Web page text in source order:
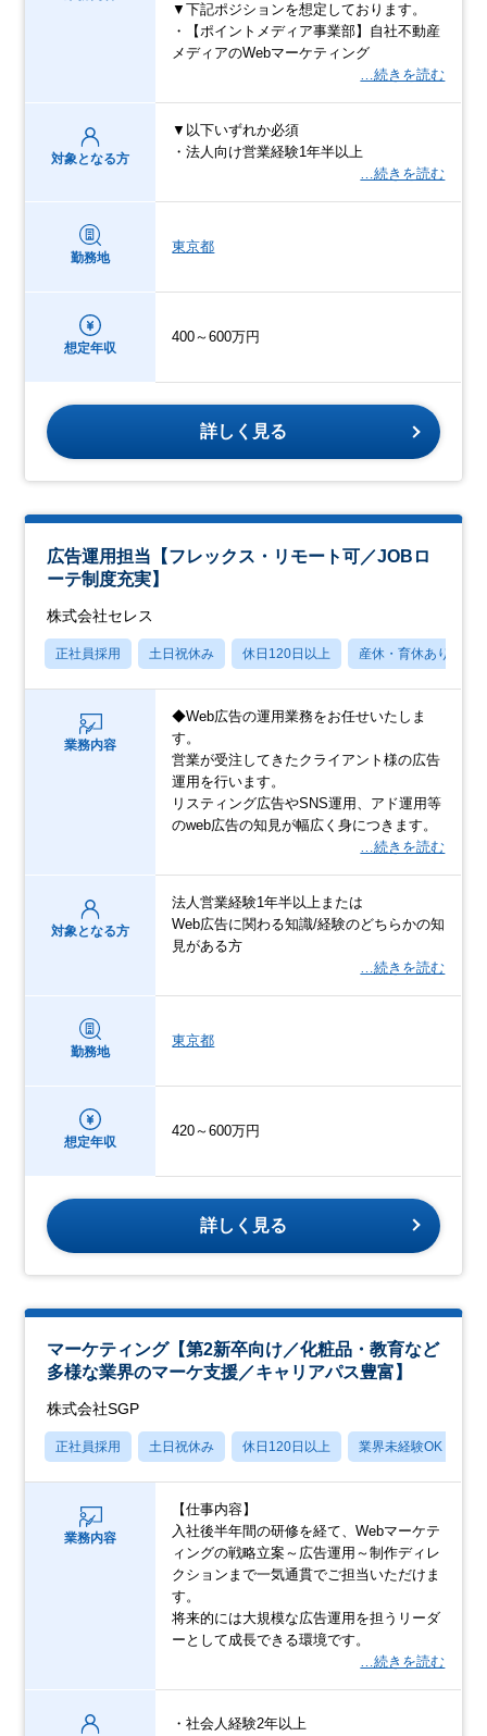
▼下記ポジションを想定しております。
・【ポイントメディア事業部】自社不動産
メディアのWebマーケティング
…続きを読む
対象となる方
▼以下いずれか必須
・法人向け営業経験1年半以上
…続きを読む
勤務地
東京都
想定年収
400～600万円
詳しく見る
広告運用担当【フレックス・リモート可／JOBロ
ーテ制度充実】
株式会社セレス
正社員採用 土日祝休み 休日120日以上 産休・育休あり
業務内容
◆Web広告の運用業務をお任せいたしま
す。
営業が受注してきたクライアント様の広告
運用を行います。
リスティング広告やSNS運用、アド運用等
のweb広告の知見が幅広く身につきます。
…続きを読む
対象となる方
法人営業経験1年半以上または
Web広告に関わる知識/経験のどちらかの知
見がある方
…続きを読む
勤務地
東京都
想定年収
420～600万円
詳しく見る
マーケティング【第2新卒向け／化粧品・教育など
多様な業界のマーケ支援／キャリアパス豊富】
株式会社SGP
正社員採用 土日祝休み 休日120日以上 業界未経験OK
業務内容
【仕事内容】
入社後半年間の研修を経て、Webマーケテ
ィングの戦略立案～広告運用～制作ディレ
クションまで一気通貫でご担当いただけま
す。
将来的には大規模な広告運用を担うリーダ
ーとして成長できる環境です。
…続きを読む
・社会人経験2年以上